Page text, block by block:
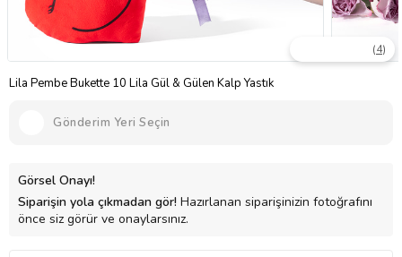
Lila Pembe Bukette 10 Lila Gül & Gülen Kalp Yastık
(4)
Gönderim Yeri Seçin
Görsel Onayı!
Siparişin yola çıkmadan gör! Hazırlanan siparişinizin fotoğrafını
önce siz görür ve onaylarsınız.